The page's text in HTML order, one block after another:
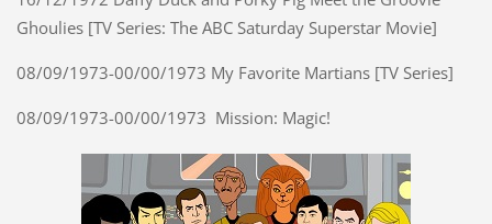
Ghoulies [TV Series: The ABC Saturday Superstar Movie]
08/09/1973-00/00/1973 My Favorite Martians [TV Series]
08/09/1973-00/00/1973 Mission: Magic!